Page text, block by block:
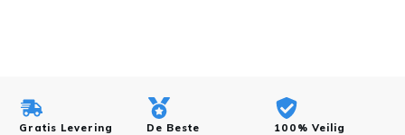
Gratis Levering
De Beste
100% Veilig